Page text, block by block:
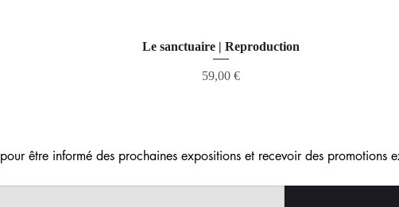
Le sanctuaire | Reproduction
Prix
59,00 €
pour être informé des prochaines expositions et recevoir des promotions